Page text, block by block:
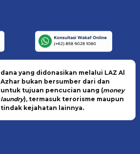
dana yang didonasikan melalui LAZ Al
Azhar bukan bersumber dari dan
untuk tujuan pencucian uang (money
laundry), termasuk terorisme maupun
tindak kejahatan lainnya.